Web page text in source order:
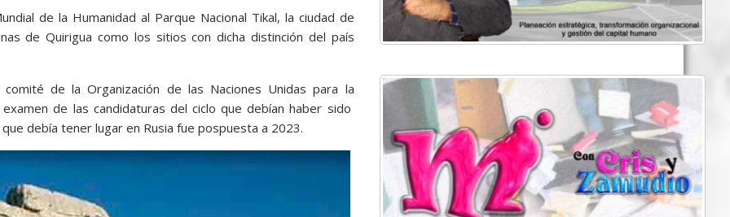
de la Humanidad al Parque Nacional Tikal, la ciudad de
de Quirigua como los sitios con dicha distinción del país
de la Organización de las Naciones Unidas para la
de las candidaturas del ciclo que debían haber sido
debía tener lugar en Rusia fue pospuesta a 2023.